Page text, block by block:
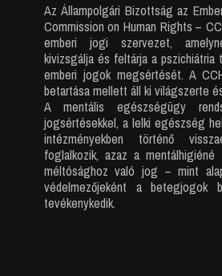
Az Állampolgári Bizottság az
Commission on Human Rights –
emberi jogi szervezet,
kivizsgálja és feltárja a pszichiátria
emberi jogok megsértését. A
betartása mellett áll ki világszerte
A mentális egészségügy
jogsértésekkel, a lelki egészség
intézményekben történő
foglalkozik, azaz a
méltósághoz való jog – mint
védelmezőjeként a betegjogok
tevékenykedik.